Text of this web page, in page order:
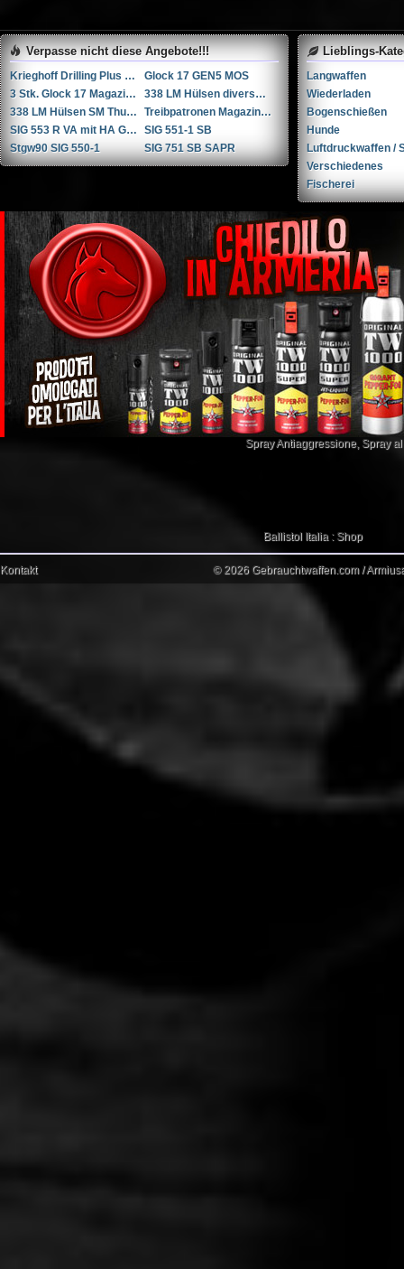
Verpasse nicht diese Angebote!!!
Krieghoff Drilling Plus 7x65R / 20-76 / 222Rem
Glock 17 GEN5 MOS
3 Stk. Glock 17 Magazine
338 LM Hülsen diverse Hersteller
338 LM Hülsen SM Thun / RUAG Thun
Treibpatronen Magazin STGW 57
SIG 553 R VA mit HA Griffstück
SIG 551-1 SB
Stgw90 SIG 550-1
SIG 751 SB SAPR
Lieblings-
Langwaffen
Wiederladen
Bogenschießen
Hunde
Luftdruckwaffen /
Verschiedenes
Fischerei
Spray Antiaggressione, Spray
Ballistol Italia : Shop
Kontakt © 2026 Gebrauchtwaffen.com /